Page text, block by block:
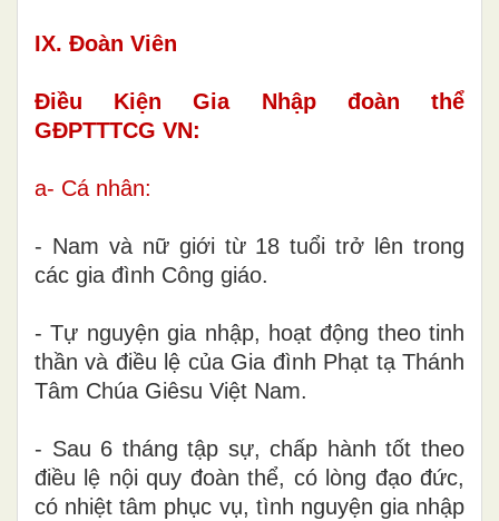
IX. Đoàn Viên
Điều Kiện Gia Nhập đoàn thể
GĐPTTTCG VN:
a- Cá nhân:
- Nam và nữ giới từ 18 tuổi trở lên trong
các gia đình Công giáo.
- Tự nguyện gia nhập, hoạt động theo tinh
thần và điều lệ của Gia đình Phạt tạ Thánh
Tâm Chúa Giêsu Việt Nam.
- Sau 6 tháng tập sự, chấp hành tốt theo
điều lệ nội quy đoàn thể, có lòng đạo đức,
có nhiệt tâm phục vụ, tình nguyện gia nhập